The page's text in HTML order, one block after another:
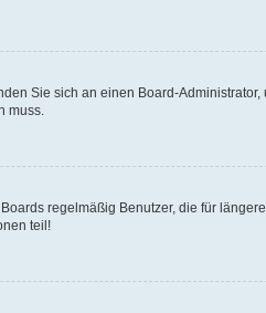
Sie sich an einen Board-
muss.
regelmäßig Benutzer, die für
teil!